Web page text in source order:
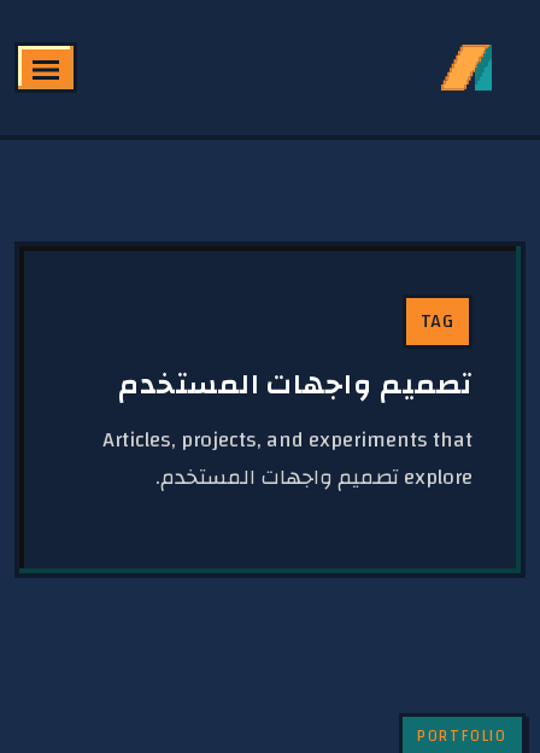
TAG
تصميم واجهات المستخدم
Articles, projects, and experiments that
explore تصميم واجهات المستخدم.
PORTFOLIO